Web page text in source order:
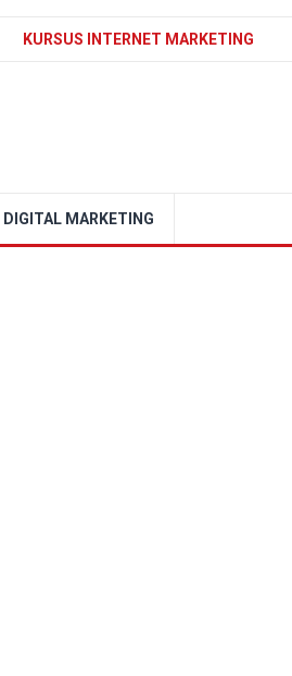
KURSUS INTERNET MARKETING
DIGITAL MARKETING